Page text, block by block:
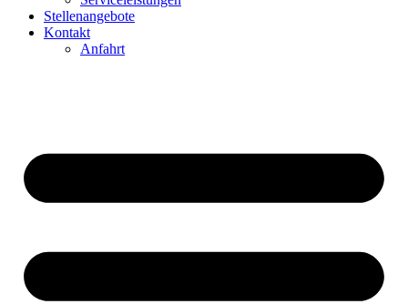
Stellenangebote
Kontakt
Anfahrt